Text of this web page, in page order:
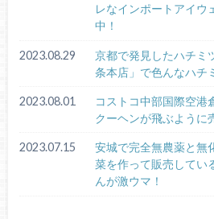
レなインポートアイウ
中！
2023.08.29
京都で発見したハチミ
条本店」で色んなハチ
2023.08.01
コストコ中部国際空港
クーヘンが飛ぶように
2023.07.15
安城で完全無農薬と無
菜を作って販売してい
んが激ウマ！